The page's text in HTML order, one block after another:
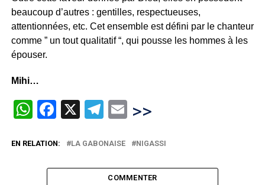
beaucoup d’autres : gentilles, respectueuses,
attentionnées, etc. Cet ensemble est défini par le chanteur
comme ” un tout qualitatif “, qui pousse les hommes à les
épouser.
Mihi…
WhatsApp
Facebook
X Telegram
Email
>>
EN RELATION: LA GABONAISE NIGASSI
COMMENTER